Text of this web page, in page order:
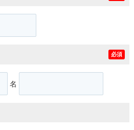
必須
名